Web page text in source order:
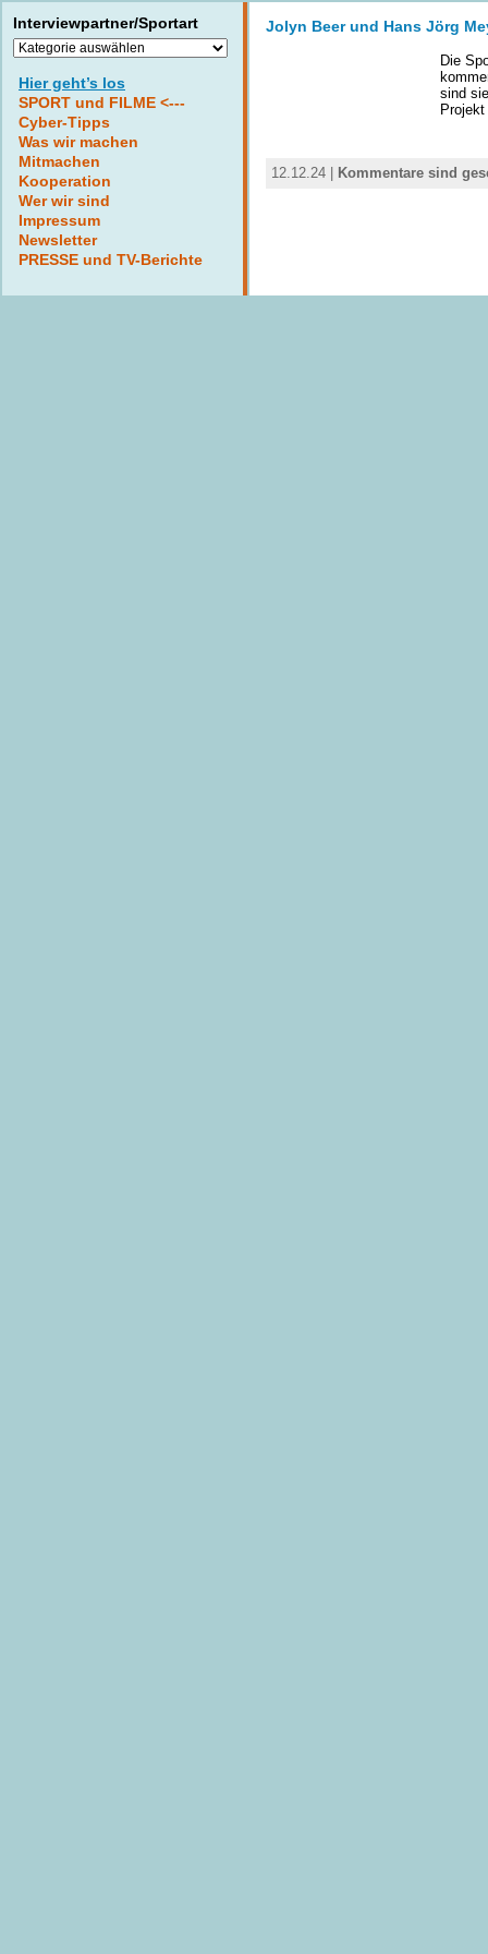
Interviewpartner/Sportart
Interviewpartner/Sportart
Hier geht’s los
SPORT und FILME <---
Cyber-Tipps
Was wir machen
Mitmachen
Kooperation
Wer wir sind
Impressum
Newsletter
PRESSE und TV-Berichte
Jolyn Beer und Hans Jörg
Die
sind
12.12.24 | Kommentare sind